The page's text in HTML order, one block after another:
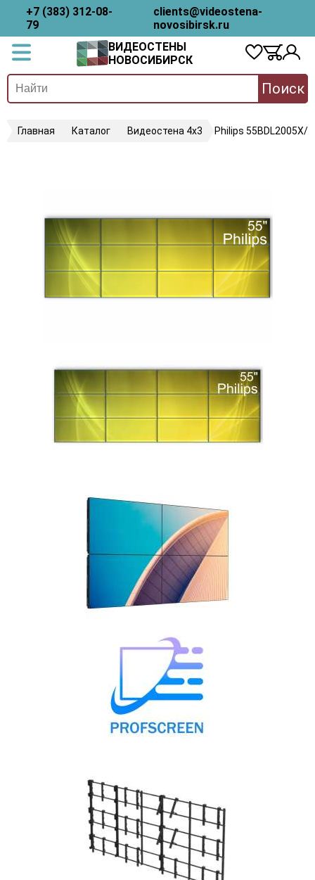
+7 (383) 312-08-
79
clients@videostena-
novosibirsk.ru
ВИДЕОСТЕНЫ
НОВОСИБИРСК
Поиск
Главная Каталог Видеостена 4х3 Philips 55BDL2005X/